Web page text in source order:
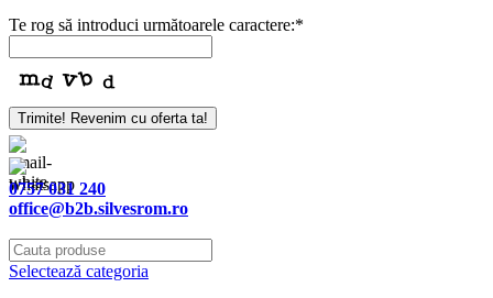
Te rog să introduci următoarele caractere:*
Trimite! Revenim cu oferta ta!
0757 031 240
office@b2b.silvesrom.ro
Selectează categoria